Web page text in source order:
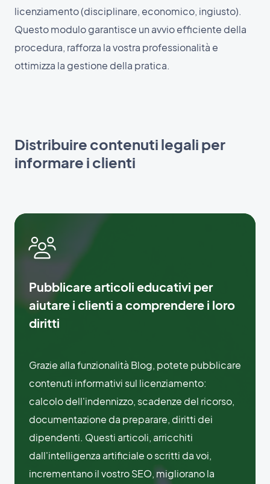
licenziamento (disciplinare, economico, ingiusto).
Questo modulo garantisce un avvio efficiente della
procedura, rafforza la vostra professionalità e
ottimizza la gestione della pratica.
Distribuire contenuti legali per
informare i clienti
Pubblicare articoli educativi per
aiutare i clienti a comprendere i loro
diritti
Grazie alla funzionalità Blog, potete pubblicare
contenuti informativi sul licenziamento:
calcolo dell'indennizzo, scadenze del ricorso,
documentazione da preparare, diritti dei
dipendenti. Questi articoli, arricchiti
dall'intelligenza artificiale o scritti da voi,
incrementano il vostro SEO, migliorano la